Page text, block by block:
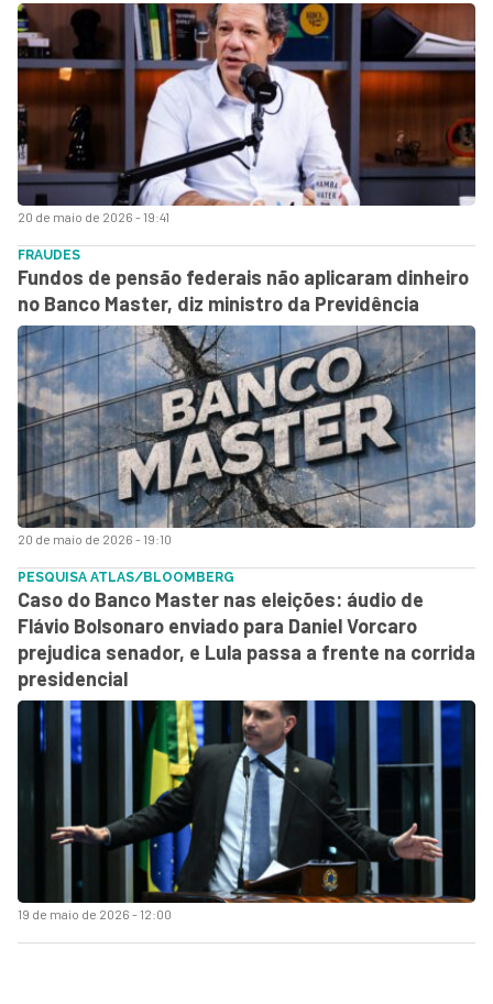
20 de maio de 2026 - 19:41
20 de maio de 2026 - 19:10
FRAUDES
Fundos de pensão federais não aplicaram dinheiro
no Banco Master, diz ministro da Previdência
19 de maio de 2026 - 12:00
PESQUISA ATLAS/BLOOMBERG
Caso do Banco Master nas eleições: áudio de
Flávio Bolsonaro enviado para Daniel Vorcaro
prejudica senador, e Lula passa a frente na corrida
presidencial